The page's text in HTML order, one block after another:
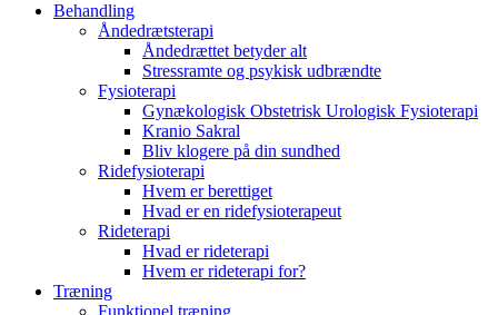
Behandling
Åndedrætsterapi
Åndedrættet betyder alt
Stressramte og psykisk udbrændte
Fysioterapi
Gynækologisk Obstetrisk Urologisk Fysioterapi
Kranio Sakral
Bliv klogere på din sundhed
Ridefysioterapi
Hvem er berettiget
Hvad er en ridefysioterapeut
Rideterapi
Hvad er rideterapi
Hvem er rideterapi for?
Træning